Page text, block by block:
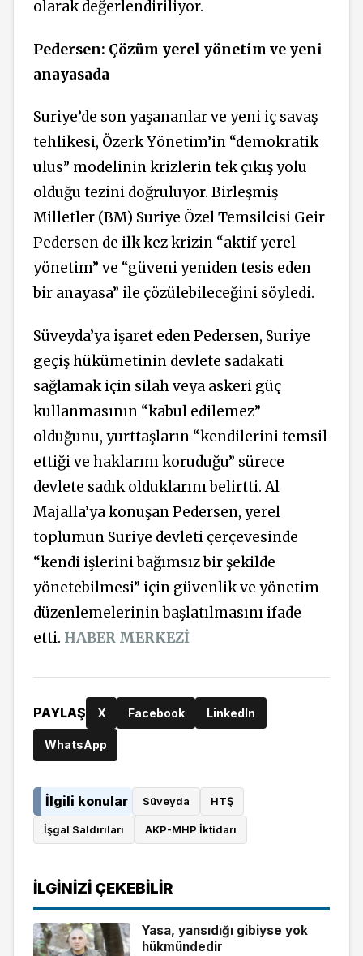
olarak değerlendiriliyor.
Pedersen: Çözüm yerel yönetim ve yeni
anayasada
Suriye’de son yaşananlar ve yeni iç savaş
tehlikesi, Özerk Yönetim’in “demokratik
ulus” modelinin krizlerin tek çıkış yolu
olduğu tezini doğruluyor. Birleşmiş
Milletler (BM) Suriye Özel Temsilcisi Geir
Pedersen de ilk kez krizin “aktif yerel
yönetim” ve “güveni yeniden tesis eden
bir anayasa” ile çözülebileceğini söyledi.
Süveyda’ya işaret eden Pedersen, Suriye
geçiş hükümetinin devlete sadakati
sağlamak için silah veya askeri güç
kullanmasının “kabul edilemez”
olduğunu, yurttaşların “kendilerini temsil
ettiği ve haklarını koruduğu” sürece
devlete sadık olduklarını belirtti. Al
Majalla’ya konuşan Pedersen, yerel
toplumun Suriye devleti çerçevesinde
“kendi işlerini bağımsız bir şekilde
yönetebilmesi” için güvenlik ve yönetim
düzenlemelerinin başlatılmasını ifade
etti. HABER MERKEZİ
PAYLAŞ X Facebook LinkedIn
WhatsApp
İlgili konular Süveyda HTŞ
İşgal Saldırıları AKP-MHP İktidarı
İLGINIZI ÇEKEBILIR
Yasa, yansıdığı gibiyse yok
hükmündedir